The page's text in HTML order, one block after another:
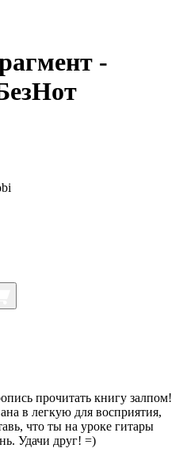
-
прочитать книгу залпом!
в легкую для восприятия,
что ты на уроке гитары
Удачи друг! =)